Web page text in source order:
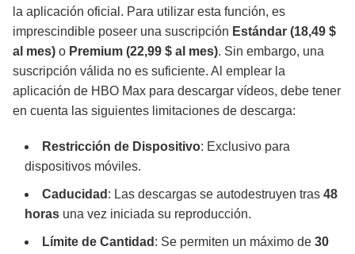
la aplicación oficial. Para utilizar esta función, es
imprescindible poseer una suscripción Estándar (18,49 $
al mes) o Premium (22,99 $ al mes). Sin embargo, una
suscripción válida no es suficiente. Al emplear la
aplicación de HBO Max para descargar vídeos, debe tener
en cuenta las siguientes limitaciones de descarga:
Restricción de Dispositivo: Exclusivo para
dispositivos móviles.
Caducidad : Las descargas se autodestruyen tras 48
horas una vez iniciada su reproducción.
Límite de Cantidad : Se permiten un máximo de 30